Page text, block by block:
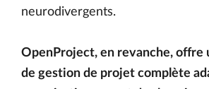
neurodivergents.
OpenProject, en revanche, offre
de gestion de projet complète